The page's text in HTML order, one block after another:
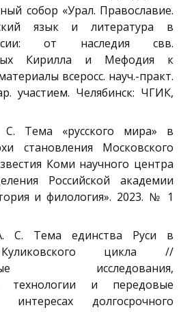
собор «Урал. Православие.
язык и литература в
от наследия свв.
Кирилла и Мефодия к
всеросс. науч.-практ.
участием. Челябинск: ЧГИК,
Тема «русского мира» в
становления Московского
Коми научного центра
Российской академии
и филология». 2023. № 1
С. Тема единства Руси в
цикла //
исследования,
технологии и передовые
долгосрочного